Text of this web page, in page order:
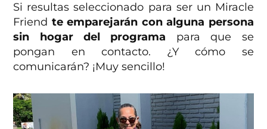
Si resultas seleccionado para ser un Miracle
Friend te emparejarán con alguna persona
sin hogar del programa para que se
pongan en contacto. ¿Y cómo se
comunicarán? ¡Muy sencillo!